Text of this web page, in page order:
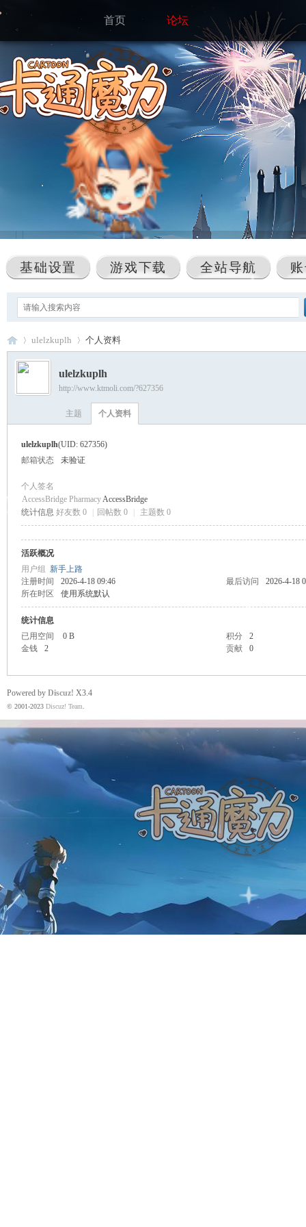
首页 论坛
基础设置 游戏下载 全站导航
力
›
ulelzkuplh 个人资料
ulelzkuplh
http://www.ktmoli.com/?627356
主题 个人资料
ulelzkuplh(UID: 627356)
邮箱状态
未验证
个人签名
AccessBridge PharmacyAccessBridge
统计信息 好友数 0 回帖数 0 主题数 0
活跃概况
用户组 新手上路
注册时间
2026-4-18 09:46 最后访问
2026-4-18
所在时区
使用系统默认
统计信息
已用空间
0 B 积分
2
金钱
2 贡献 0
Powered by Discuz! X3.4
© 2001-2023 Discuz! Team